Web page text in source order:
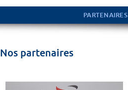
PARTENAIRES
Nos partenaires